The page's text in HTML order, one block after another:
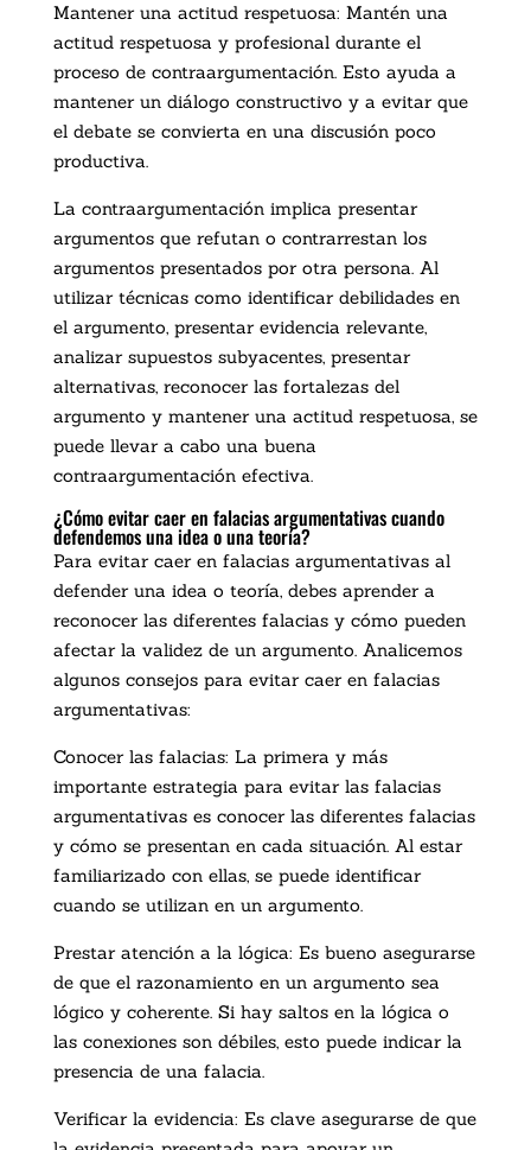
Mantener una actitud respetuosa: Mantén una
actitud respetuosa y profesional durante el
proceso de contraargumentación. Esto ayuda a
mantener un diálogo constructivo y a evitar que
el debate se convierta en una discusión poco
productiva.
La contraargumentación implica presentar
argumentos que refutan o contrarrestan los
argumentos presentados por otra persona. Al
utilizar técnicas como identificar debilidades en
el argumento, presentar evidencia relevante,
analizar supuestos subyacentes, presentar
alternativas, reconocer las fortalezas del
argumento y mantener una actitud respetuosa, se
puede llevar a cabo una buena
contraargumentación efectiva.
¿Cómo evitar caer en falacias argumentativas cuando
defendemos una idea o una teoría?
Para evitar caer en falacias argumentativas al
defender una idea o teoría, debes aprender a
reconocer las diferentes falacias y cómo pueden
afectar la validez de un argumento. Analicemos
algunos consejos para evitar caer en falacias
argumentativas:
Conocer las falacias: La primera y más
importante estrategia para evitar las falacias
argumentativas es conocer las diferentes falacias
y cómo se presentan en cada situación. Al estar
familiarizado con ellas, se puede identificar
cuando se utilizan en un argumento.
Prestar atención a la lógica: Es bueno asegurarse
de que el razonamiento en un argumento sea
lógico y coherente. Si hay saltos en la lógica o
las conexiones son débiles, esto puede indicar la
presencia de una falacia.
Verificar la evidencia: Es clave asegurarse de que